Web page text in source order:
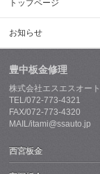
トップページ
お知らせ
豊中板金修理
株式会社エスエスオート
TEL/072-773-4321
FAX/072-773-4320
MAIL/itami@ssauto.jp
西宮板金